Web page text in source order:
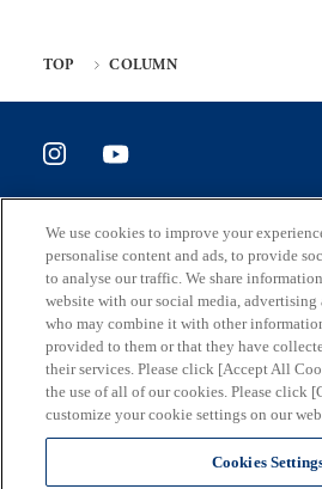
TOP COLUMN
ホームページ評価アンケート
住所
163-8001 東京都新宿区西新宿2-8-1
メール
S0290106(at)section.metro.tokyo.jp
We use cookies to improve your
personalise content and ads, to provide
to analyse our traffic. We share
website with our social media, advertising
who may combine it with other
provided to them or that they have
their services. Please click [Accept All
the use of all of our cookies. Please click
customize your cookie settings on our
Cookies